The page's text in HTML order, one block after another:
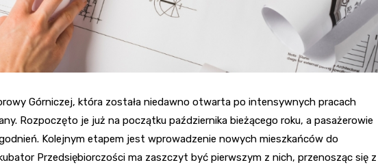
Górniczej, która została niedawno otwarta po intensywnych pracach
Rozpoczęto je już na początku października bieżącego roku, a pasażerowie
Kolejnym etapem jest wprowadzenie nowych mieszkańców do
Przedsiębiorczości ma zaszczyt być pierwszym z nich, przenosząc się z